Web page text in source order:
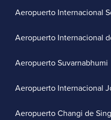
Aeropuerto Internacional
Aeropuerto Internacional
Aeropuerto Suvarnabhumi
Aeropuerto Internacional
Aeropuerto Changi de